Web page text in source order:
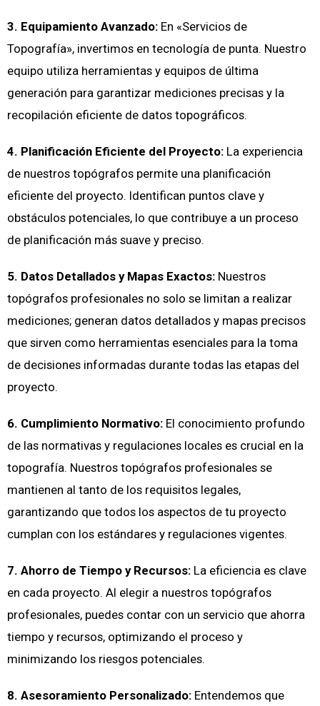
3. Equipamiento Avanzado: En «Servicios de
Topografía», invertimos en tecnología de punta. Nuestro
equipo utiliza herramientas y equipos de última
generación para garantizar mediciones precisas y la
recopilación eficiente de datos topográficos.
4. Planificación Eficiente del Proyecto: La experiencia
de nuestros topógrafos permite una planificación
eficiente del proyecto. Identifican puntos clave y
obstáculos potenciales, lo que contribuye a un proceso
de planificación más suave y preciso.
5. Datos Detallados y Mapas Exactos: Nuestros
topógrafos profesionales no solo se limitan a realizar
mediciones; generan datos detallados y mapas precisos
que sirven como herramientas esenciales para la toma
de decisiones informadas durante todas las etapas del
proyecto.
6. Cumplimiento Normativo: El conocimiento profundo
de las normativas y regulaciones locales es crucial en la
topografía. Nuestros topógrafos profesionales se
mantienen al tanto de los requisitos legales,
garantizando que todos los aspectos de tu proyecto
cumplan con los estándares y regulaciones vigentes.
7. Ahorro de Tiempo y Recursos: La eficiencia es clave
en cada proyecto. Al elegir a nuestros topógrafos
profesionales, puedes contar con un servicio que ahorra
tiempo y recursos, optimizando el proceso y
minimizando los riesgos potenciales.
8. Asesoramiento Personalizado: Entendemos que